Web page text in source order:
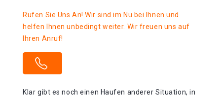
Klar gibt es noch einen Haufen anderer Situation, in
Rufen Sie Uns An! Wir sind im Nu bei Ihnen und
helfen Ihnen unbedingt weiter. Wir freuen uns auf
Ihren Anruf!